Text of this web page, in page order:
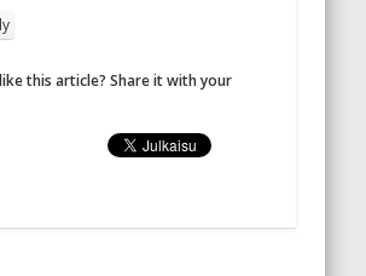
this article? Share it with your